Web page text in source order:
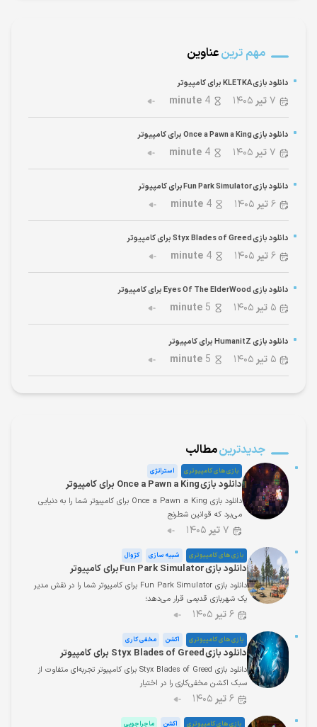
مهم ترینعناوین
دانلود بازی KLETKA برای کامپیوتر
۷تیر ۱۴۰۵ 4
minute
دانلود بازی Once a Pawn a King برای کامپیوتر
۷تیر ۱۴۰۵ 4
minute
دانلود بازی Fun Park Simulator برای کامپیوتر
۶تیر ۱۴۰۵ 4
minute
دانلود بازی Styx Blades of Greed برای کامپیوتر
۶تیر ۱۴۰۵ 4
minute
دانلود بازی Eyes Of The ElderWood برای کامپیوتر
۵ تیر ۱۴۰۵ 5
minute
دانلود بازی HumanitZ برای کامپیوتر
۵ تیر ۱۴۰۵ 5
minute
جدیدترینمطالب
بازی های کامپیوتری استراتژی
دانلود بازی Once a Pawn a King برای کامپیوتر
دانلود بازی Once a Pawn a King برای کامپیوتر شما را به دنیایی
می‌برد که قوانین شطرنج
۷ تیر ۱۴۰۵
بازی های کامپیوتری شبیه سازی کژوال
دانلود بازی Fun Park Simulator برای کامپیوتر
دانلود بازی Fun Park Simulator برای کامپیوتر شما را در نقش مدیر
یک شهربازی قدیمی قرار می‌دهد؛
۶تیر ۱۴۰۵
بازی های کامپیوتری اکشن مخفی کاری
دانلود بازی Styx Blades of Greed برای کامپیوتر
دانلود بازی Styx Blades of Greed برای کامپیوتر تجربه‌ای متفاوت از
سبک اکشن مخفی‌کاری را در اختیار
۶تیر ۱۴۰۵
بازی های کامپیوتری اکشن ماجراجویی